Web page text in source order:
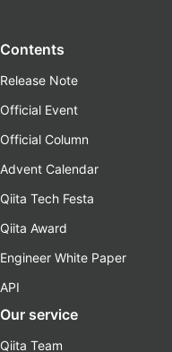
Contents
Release Note
Official Event
Official Column
Advent Calendar
Qiita Tech Festa
Qiita Award
Engineer White Paper
API
Our service
Qiita Team